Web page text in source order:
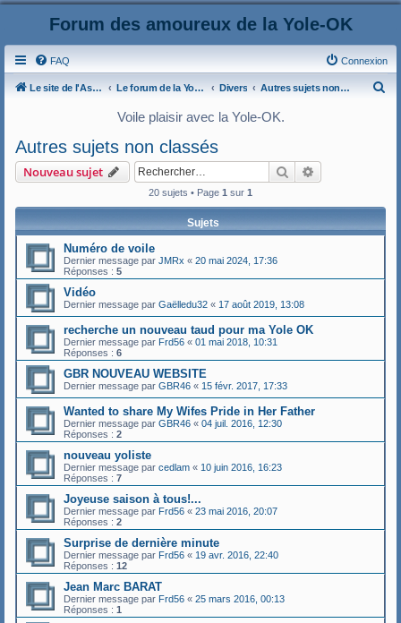
Forum des amoureux de la Yole-OK
FAQ Connexion
Le site de l'AspryOK Le forum de la Yole-OK Divers Autres sujets non classés
Voile plaisir avec la Yole-OK.
Autres sujets non classés
Nouveau sujet Rechercher
20 sujets • Page 1 sur 1
Sujets
Numéro de voile
Dernier message par JMRx « 20 mai 2024, 17:36
Réponses : 5
Vidéo
Dernier message par Gaëlledu32 « 17 août 2019, 13:08
recherche un nouveau taud pour ma Yole OK
Dernier message par Frd56 « 01 mai 2018, 10:31
Réponses : 6
GBR NOUVEAU WEBSITE
Dernier message par GBR46 « 15 févr. 2017, 17:33
Wanted to share My Wifes Pride in Her Father
Dernier message par GBR46 « 04 juil. 2016, 12:30
Réponses : 2
nouveau yoliste
Dernier message par cedlam « 10 juin 2016, 16:23
Réponses : 7
Joyeuse saison à tous!...
Dernier message par Frd56 « 23 mai 2016, 20:07
Réponses : 2
Surprise de dernière minute
Dernier message par Frd56 « 19 avr. 2016, 22:40
Réponses : 12
Jean Marc BARAT
Dernier message par Frd56 « 25 mars 2016, 00:13
Réponses : 1